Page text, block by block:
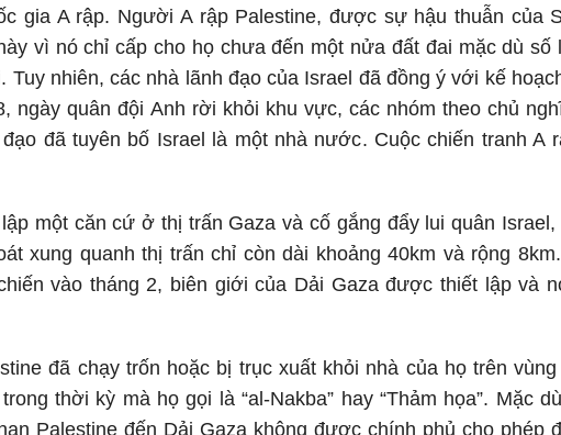
gia A rập. Người A rập Palestine, được sự hậu thuẫn của
vì nó chỉ cấp cho họ chưa đến một nửa đất đai mặc dù
Tuy nhiên, các nhà lãnh đạo của Israel đã đồng ý với kế
ngày quân đội Anh rời khỏi khu vực, các nhóm theo chủ
đã tuyên bố Israel là một nhà nước. Cuộc chiến tranh A
một căn cứ ở thị trấn Gaza và cố gắng đẩy lui quân
xung quanh thị trấn chỉ còn dài khoảng 40km và rộng
vào tháng 2, biên giới của Dải Gaza được thiết lập và
đã chạy trốn hoặc bị trục xuất khỏi nhà của họ trên
thời kỳ mà họ gọi là “al-Nakba” hay “Thảm họa”. Mặc
Palestine đến Dải Gaza không được chính phủ cho phép